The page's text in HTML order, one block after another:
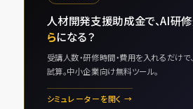
人材開発支援助成金で、AI研
らになる？
受講人数・研修時間・費用を入れるだけ
試算。中小企業向け無料ツール。
シミュレーターを開く →